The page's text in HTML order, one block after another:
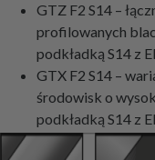
GTZ F2 S14 –
profilowanych
podkładką S14 z
GTX F2 S14 –
środowisk o
podkładką S14 z